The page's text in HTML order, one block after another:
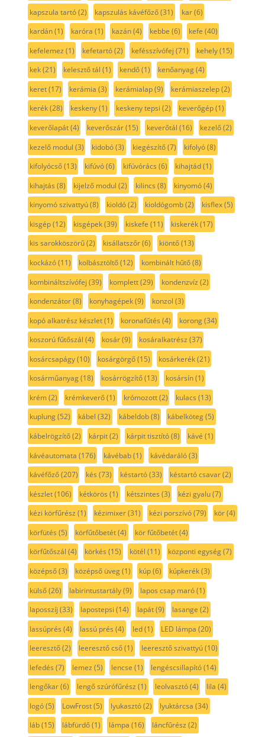
kapszula tartó(2) kapszulás kávéfőző(31) kar(6)
kardán(1) karóra (1) kazán(4) kebbe (6) kefe (40)
kefelemez (1) kefetartó(2) kefésszívófej (71) kehely(15)
kek(21) kelesztő tál (1) kendő(1) kenőanyag(4)
keret(17) kerámia (3) kerámialap(9) kerámiaszelep(2)
kerék(28) keskeny(1) keskeny tepsi (2) keverőgép(1)
keverőlapát(4) keverőszár(15) keverőtál (16) kezelő(2)
kezelő modul (3) kidobó(3) kiegészítő(7) kifolyó(8)
kifolyócső(13) kifúvó(6) kifúvórács (6) kihajtád(1)
kihajtás (8) kijelző modul (2) kilincs (8) kinyomó(4)
kinyomó szivattyú(8) kioldó(2) kioldógomb(2) kisflex(5)
kisgép(12) kisgépek(39) kiskefe (11) kiskerék(17)
kis sarokköszörű(2) kisállatszőr(6) kiöntő(13)
kockázó(11) kolbásztöltő(12) kombinált hűtő(8)
kombináltszívófej (39) komplett(29) kondenzvíz (2)
kondenzátor(8) konyhagépek(9) konzol (3)
kopó alkatrész készlet(1) koronafűtés (4) korong(34)
koszorú fűtőszál (4) kosár(9) kosáralkatrész (37)
kosárcsapágy(10) kosárgörgő(15) kosárkerék(21)
kosárműanyag(18) kosárrögzítő(13) kosársín(1)
krém(2) krémkeverő(1) krómozott(2) kulacs (13)
kuplung(52) kábel (32) kábeldob(8) kábelköteg(5)
kábelrögzítő(2) kárpit(2) kárpit tisztító(8) kávé (1)
kávéautomata (176) kávébab(1) kávédaráló(3)
kávéfőző(207) kés (73) késtartó(33) késtartó csavar(2)
készlet(106) kétkörös (1) kétszintes (3) kézi gyalu(7)
kézi körfűrész (1) kézimixer(31) kézi porszívó(79) kör(4)
körfütés (5) körfűtőbetét(4) kör fűtőbetét(4)
körfűtőszál (4) körkés (15) kötél (11) központi egység(7)
középső(3) középső üveg(1) kúp(6) kúpkerék(3)
külső(26) labirintustartály(9) lapos csap maró(1)
laposszíj (33) lapostepsi (14) lapát(9) lasange (2)
lassúprés (4) lassú prés (4) led(1) LED lámpa (20)
leeresztő(2) leeresztő cső(1) leeresztő szivattyú(10)
lefedés (7) lemez (5) lencse (1) lengéscsillapító(14)
lengőkar(6) lengő szúrófűrész (1) leolvasztó(4) lila (4)
logó(5) LowFrost(5) lyukasztó(2) lyuktárcsa (34)
láb(15) lábfürdő(1) lámpa (16) láncfűrész (2)